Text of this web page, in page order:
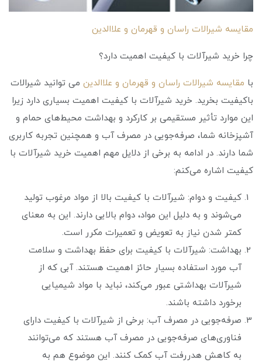
مقایسه شیرالات راسان و قهرمان و علاالدین
چرا خرید شیرآلات با کیفیت اهمیت دارد؟
با مقایسه شیرالات راسان و قهرمان و علاالدین می توانید شیرالات
باکیفیت بخرید. خرید شیرآلات با کیفیت اهمیت بسیاری دارد زیرا
این موارد تأثیر مستقیمی بر کارکرد و بهداشت محیط‌های حمام و
آشپزخانه شما، صرفه‌جویی در مصرف آب و همچنین تجربه کاربری
شما دارند. در ادامه به برخی از دلایل مهم اهمیت خرید شیرآلات با
کیفیت اشاره می‌کنم:
کیفیت و دوام: شیرآلات با کیفیت بالا از مواد مرغوب تولید
می‌شوند و به دلیل این مواد، دوام بالایی دارند. این به معنای
کمتر شدن نیاز به تعویض و تعمیرات مکرر است.
بهداشت: شیرآلات با کیفیت برای حفظ بهداشت و سلامت
آب مورد استفاده بسیار حائز اهمیت هستند. آبی که از
شیرآلات بهداشتی عبور می‌کند، نباید با مواد شیمیایی
برخورد داشته باشند.
صرفه‌جویی در مصرف آب: برخی از شیرآلات با کیفیت دارای
فناوری‌های صرفه‌جویی در مصرف آب هستند که می‌توانند
به کاهش هدررفت آب کمک کنند. این موضوع هم به